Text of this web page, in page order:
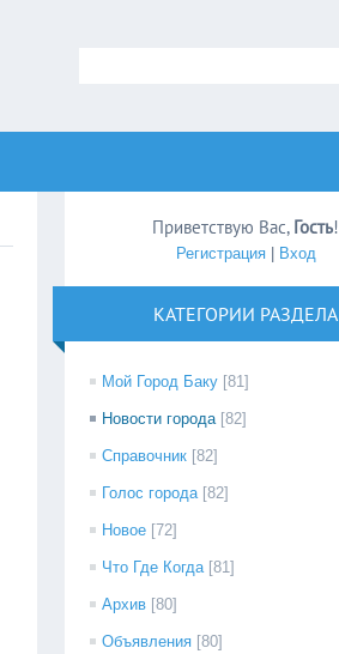
Приветствую Вас, Гость!
Регистрация| Вход
КАТЕГОРИИ РАЗДЕЛА
Мой Город Баку [81]
Новости города [82]
Справочник [82]
Голос города [82]
Новое [72]
Что Где Когда [81]
Архив [80]
Объявления [80]